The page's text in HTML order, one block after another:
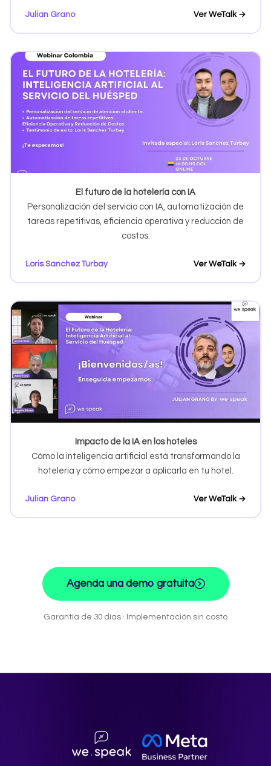
Julian Grano Ver WeTalk →
El futuro de la hotelería con IA
Personalización del servicio con IA, automatización de
tareas repetitivas, eficiencia operativa y reducción de
costos.
Loris Sanchez Turbay Ver WeTalk →
Impacto de la IA en los hoteles
Cómo la inteligencia artificial está transformando la
hotelería y cómo empezar a aplicarla en tu hotel.
Julian Grano Ver WeTalk →
Agenda una demo gratuita
Garantía de 30 días · Implementación sin costo